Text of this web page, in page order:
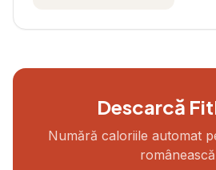
Descarcă
Numără caloriile automat